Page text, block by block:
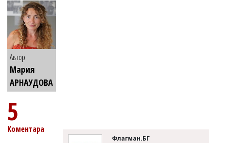
Автор
Мария
АРНАУДОВА
5
Коментара
Флагман.БГ